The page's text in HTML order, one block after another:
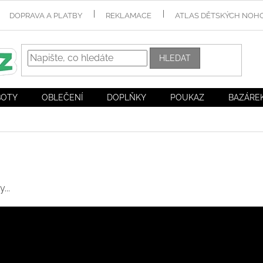
DOPRAVA A PLATBY REKLAMACE ATLAS DĚTSKÝCH
HLEDAT
OBLEČENÍ DOPLŇKY POUKAZ